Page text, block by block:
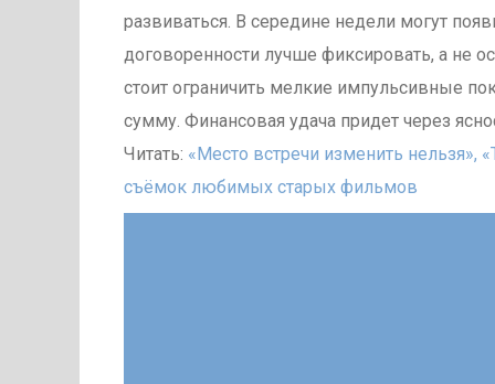
развиваться. В середине недели могут
договоренности лучше фиксировать, а не
стоит ограничить мелкие импульсивные
сумму. Финансовая удача придет через
Читать: «Место встречи изменить нельзя»,
съёмок любимых старых фильмов